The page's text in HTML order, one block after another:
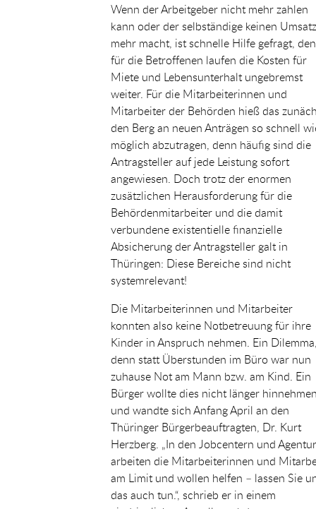
Wenn der Arbeitgeber nicht mehr zahlen
kann oder der selbständige keinen Umsatz
mehr macht, ist schnelle Hilfe gefragt,
für die Betroffenen laufen die Kosten für
Miete und Lebensunterhalt ungebremst
weiter. Für die Mitarbeiterinnen und
Mitarbeiter der Behörden hieß das
den Berg an neuen Anträgen so schnell
möglich abzutragen, denn häufig sind die
Antragsteller auf jede Leistung sofort
angewiesen. Doch trotz der enormen
zusätzlichen Herausforderung für die
Behördenmitarbeiter und die damit
verbundene existentielle finanzielle
Absicherung der Antragsteller galt in
Thüringen: Diese Bereiche sind nicht
systemrelevant!
Die Mitarbeiterinnen und Mitarbeiter
konnten also keine Notbetreuung für ihre
Kinder in Anspruch nehmen. Ein Dilemma,
denn statt Überstunden im Büro war nun
zuhause Not am Mann bzw. am Kind. Ein
Bürger wollte dies nicht länger hinnehmen
und wandte sich Anfang April an den
Thüringer Bürgerbeauftragten, Dr. Kurt
Herzberg. „In den Jobcentern und
arbeiten die Mitarbeiterinnen und
am Limit und wollen helfen – lassen Sie
das auch tun.“, schrieb er in einem